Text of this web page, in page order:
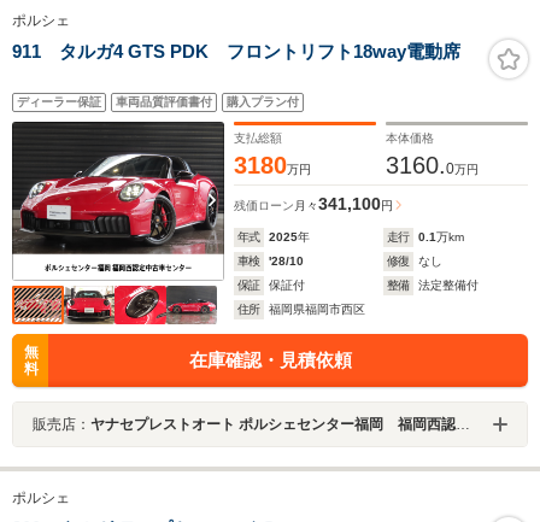
ポルシェ
911 タルガ4 GTS PDK フロントリフト18way電動席
ディーラー保証 車両品質評価書付 購入プラン付
支払総額
3180万円
本体価格
3160.0万円
残価ローン 月々341,100円
年式 2025年 走行 0.1万km
車検
'28/10 修復
なし
保証
保証付 整備
法定整備付
住所
福岡県福岡市西区
無
料
在庫確認・見積依頼
販売店： ヤナセプレストオート ポルシェセンター福岡 福岡西認定中古車センター
ポルシェ